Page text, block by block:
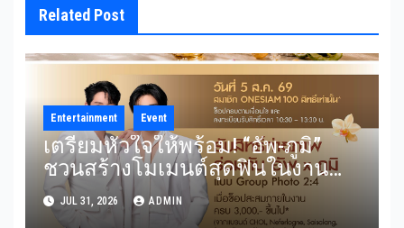
Related Post
Entertainment Event
เตรียมหัวใจให้พร้อม! “อัพ-ภูมิ”
ชวนสร้างโมเมนต์สุดฟินในงาน
“THE SCENT OF SIAM” ลุ้น Group
Shot แบบใกล้ชิด 5 สิงหาคมนี้
JUL 31, 2026 ADMIN